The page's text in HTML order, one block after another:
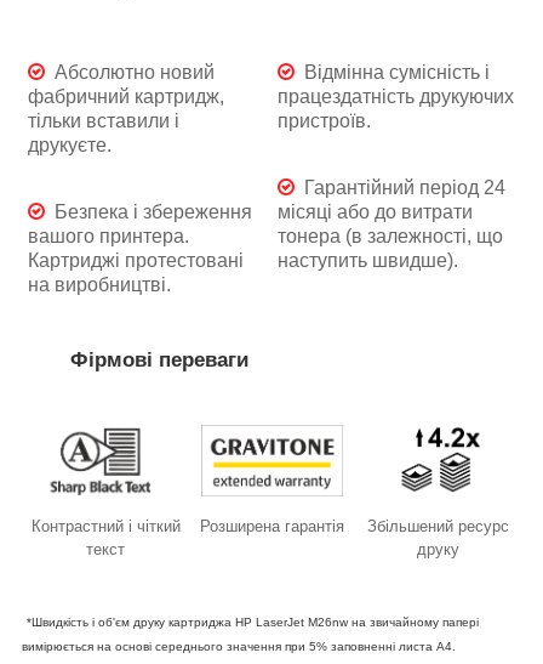
Абсолютно новий
фабричний картридж,
тільки вставили і
друкуєте.
Безпека і збереження
вашого принтера.
Картриджі протестовані
на виробництві.
Відмінна сумісність і
працездатність друкуючих
пристроїв.
Гарантійний період 24
місяці або до витрати
тонера (в залежності, що
наступить швидше).
Фірмові переваги
Контрастний і чіткий
текст
Розширена гарантія
Збільшений ресурс
друку
*Швидкість і об'єм друку картриджа HP LaserJet M26nw на звичайному папері
вимірюється на основі середнього значення при 5% заповненні листа А4.